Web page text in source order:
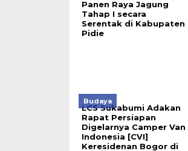
Panen Raya Jagung
Tahap I secara
Serentak di Kabupaten
Pidie
Budaya
LCS Sukabumi Adakan
Rapat Persiapan
Digelarnya Camper Van
Indonesia [CVI]
Keresidenan Bogor di